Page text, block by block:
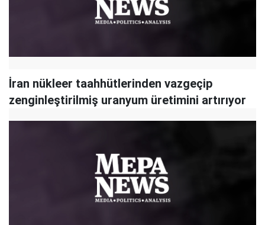
İran nükleer taahhütlerinden vazgeçip
zenginleştirilmiş uranyum üretimini artırıyor